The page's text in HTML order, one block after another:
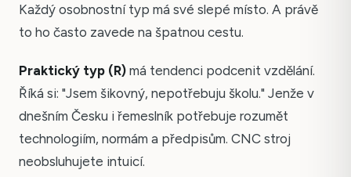
Každý osobnostní typ má své slepé místo. A právě
to ho často zavede na špatnou cestu.
Praktický typ (R) má tendenci podcenit vzdělání.
Říká si: "Jsem šikovný, nepotřebuju školu." Jenže v
dnešním Česku i řemeslník potřebuje rozumět
technologiím, normám a předpisům. CNC stroj
neobsluhujete intuicí.